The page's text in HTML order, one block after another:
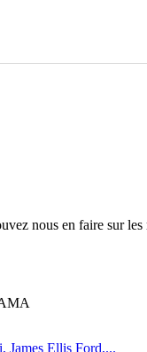
nous en faire sur les
James Ellis Ford,...